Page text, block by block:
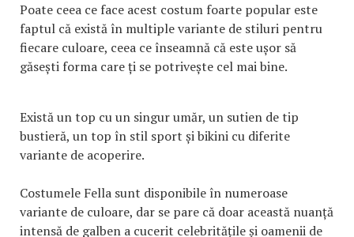
Poate ceea ce face acest costum foarte popular este
faptul că există în multiple variante de stiluri pentru
fiecare culoare, ceea ce înseamnă că este ușor să
găsești forma care ți se potrivește cel mai bine.
Există un top cu un singur umăr, un sutien de tip
bustieră, un top în stil sport și bikini cu diferite
variante de acoperire.
Costumele Fella sunt disponibile în numeroase
variante de culoare, dar se pare că doar această nuanță
intensă de galben a cucerit celebritățile și oamenii de